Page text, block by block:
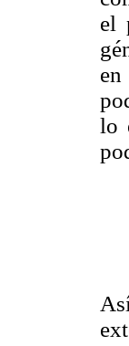
el
en
lo